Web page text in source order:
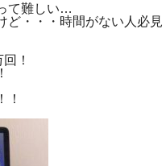
て難しい…
ど・・・時間がない人必見
！
！